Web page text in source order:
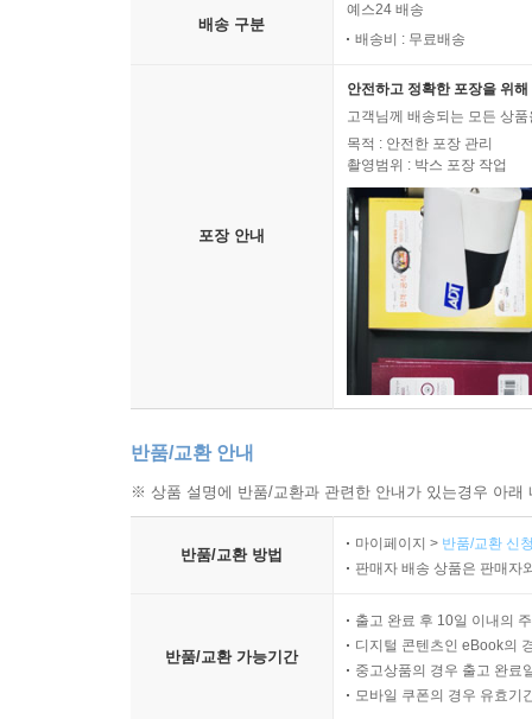
배송 구분
예스24 배송
배송비 : 무료배송
포장 안내
안전하고 정확한 포장을 위
고객님께 배송되는 모든 상
목적 : 안전한 포장 관리
촬영범위 : 박스 포장 작업
반품/교환 안내
※ 상품 설명에 반품/교환과 관련한 안내가 있는경우 아
반품/교환 방법
마이페이지 > 반품/교환 신
판매자 배송 상품은 판매자
반품/교환 가능기간
출고 완료 후 10일 이내의
디지털 콘텐츠인 eBook의
중고상품의 경우 출고 완료
모바일 쿠폰의 경우 유효기